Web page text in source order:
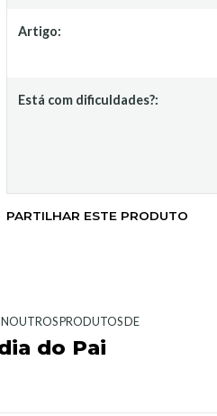
Artigo:
Está com dificuldades?:
PARTILHAR ESTE PRODUTO
PRODUTOS DE
do Pai